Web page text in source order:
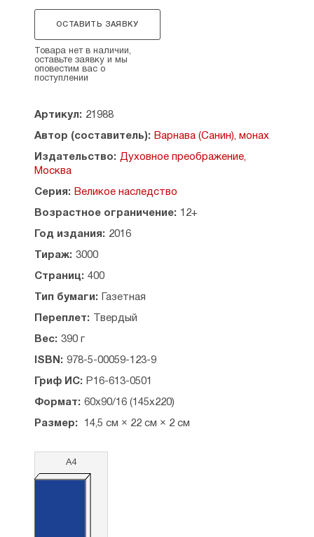
и противоречивых ситуациях встретится
с отдаленными потомками основателя рода —
Эвбулида, многие из которых ведут свой
духовный поиск, путь ко Христу.
Этот роман можно читать и как часть всей
книгу.
Допущено к распространению Издательским
Советом Русской Православной Церкви.
Три дня в Спарте
Отцовский наказ
Разные пути
Последний квадранс
Часть вторая
Вечная радость
Личный заказ
Поклон из Эдессы
Сильнее страха
Часть третья
До лучших времен
Царские регалии
Великое наследство
ОСТАВИТЬ ЗАЯВКУ
Товара нет в наличии,
оставьте заявку и мы
оповестим вас о
поступлении
Артикул: 21988
Автор (составитель): Варнава (Санин), монах
Издательство: Духовное преображение,
Москва
Серия: Великое наследство
Возрастное ограничение: 12+
Год издания: 2016
Тираж: 3000
Страниц: 400
Тип бумаги: Газетная
Переплет: Твердый
Вес: 390 г
ISBN: 978-5-00059-123-9
Гриф ИС: Р16-613-0501
Формат: 60x90/16 (145x220)
Размер: 14,5 см × 22 см × 2 см
А4